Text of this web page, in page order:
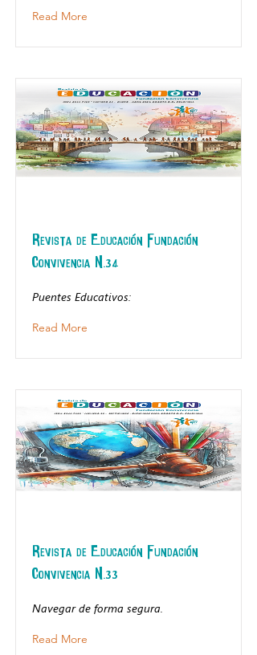
Read More
Revista de Educación Fundación
Convivencia N.34
Puentes Educativos:
Read More
Revista de Educación Fundación
Convivencia N.33
Navegar de forma segura.
Read More